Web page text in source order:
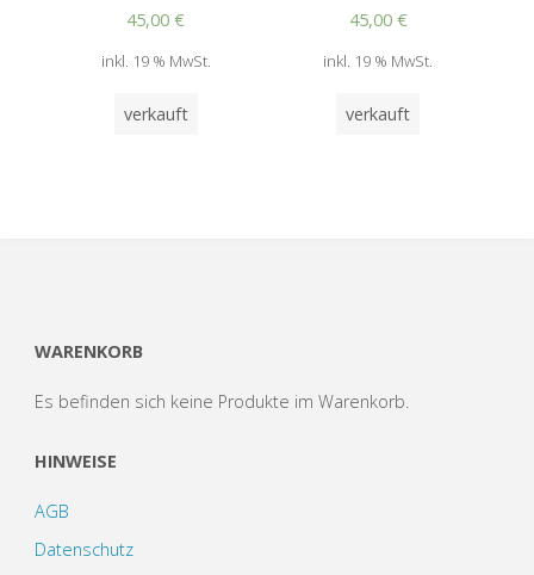
45,00€
inkl. 19 % MwSt.
verkauft
45,00 €
inkl. 19 % MwSt.
verkauft
WARENKORB
Es befinden sich keine Produkte im Warenkorb.
HINWEISE
AGB
Datenschutz